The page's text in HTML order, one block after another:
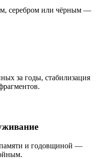
серебром или чёрным —
за годы, стабилизация
и годовщиной —